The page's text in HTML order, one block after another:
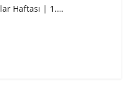
Haftası | 1.…
Haftası | 1.…